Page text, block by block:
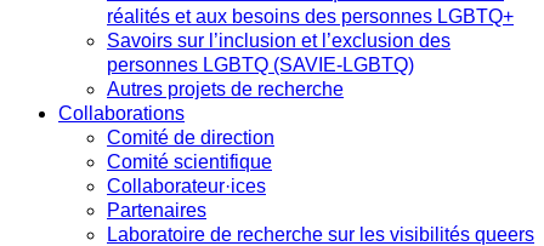
réalités et aux besoins des personnes LGBTQ+
Savoirs sur l’inclusion et l’exclusion des
personnes LGBTQ (SAVIE-LGBTQ)
Autres projets de recherche
Collaborations
Comité de direction
Comité scientifique
Collaborateur·ices
Partenaires
Laboratoire de recherche sur les visibilités queers